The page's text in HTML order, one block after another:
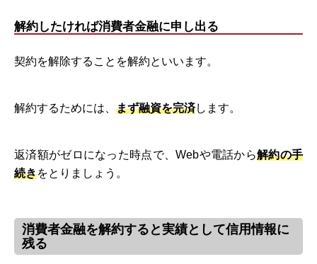
解約したければ消費者金融に申し出る
契約を解除することを解約といいます。
解約するためには、 まず融資を完済します。
返済額がゼロになった時点で、Webや電話から解約の手
続きをとりましょう。
消費者金融を解約すると実績として信用情報に
残る